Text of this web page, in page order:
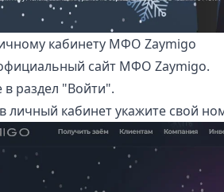
кабинету МФО Zaymigo
сайт МФО Zaymigo.
в раздел "Войти".
личный кабинет укажите свой